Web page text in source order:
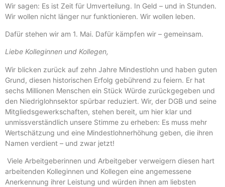
Wir sagen: Es ist Zeit für Umverteilung. In Geld – und in Stunden.
Wir wollen nicht länger nur funktionieren. Wir wollen leben.
Dafür stehen wir am 1. Mai. Dafür kämpfen wir – gemeinsam.
Liebe Kolleginnen und Kollegen,
Wir blicken zurück auf zehn Jahre Mindestlohn und haben guten
Grund, diesen historischen Erfolg gebührend zu feiern. Er hat
sechs Millionen Menschen ein Stück Würde zurückgegeben und
den Niedriglohnsektor spürbar reduziert. Wir, der DGB und seine
Mitgliedsgewerkschaften, stehen bereit, um hier klar und
unmissverständlich unsere Stimme zu erheben: Es muss mehr
Wertschätzung und eine Mindestlohnerhöhung geben, die ihren
Namen verdient – und zwar jetzt!
Viele Arbeitgeberinnen und Arbeitgeber verweigern diesen hart
arbeitenden Kolleginnen und Kollegen eine angemessene
Anerkennung ihrer Leistung und würden ihnen am liebsten